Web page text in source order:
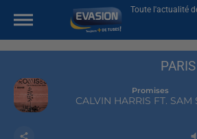
Toute l'actualité
Promises
CALVIN HARRIS FT. SAM
PARIS